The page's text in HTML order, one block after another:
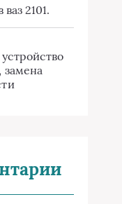
2101.